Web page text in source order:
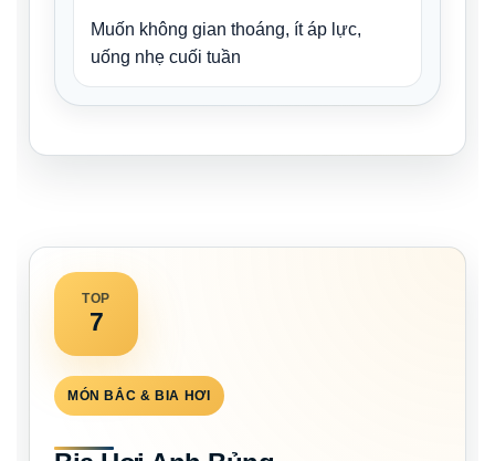
Muốn không gian thoáng, ít áp lực,
uống nhẹ cuối tuần
TOP
7
MÓN BẮC & BIA HƠI